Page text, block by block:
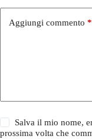
Aggiungi commento *
Salva il mio nome,
prossima volta che